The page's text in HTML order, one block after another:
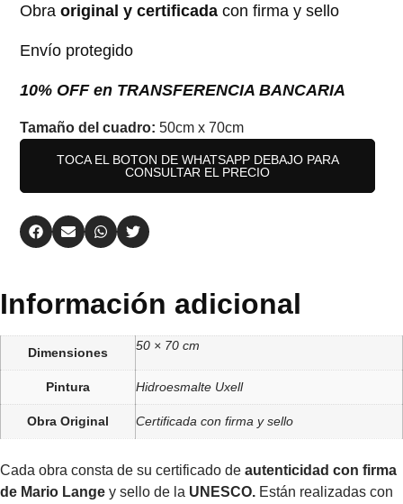
Obraoriginal y certificada con firma y sello
Envío protegido
10% OFF en TRANSFERENCIA BANCARIA
Tamaño del cuadro:50cm x 70cm
TOCA EL BOTON DE WHATSAPP DEBAJO PARA
CONSULTAR EL PRECIO
Información adicional
Dimensiones 50 × 70 cm
Pintura Hidroesmalte Uxell
Obra Original Certificada con firma y sello
Cada obra consta de su certificado de autenticidad con firma
de Mario Lange y sello de la UNESCO. Están realizadas con